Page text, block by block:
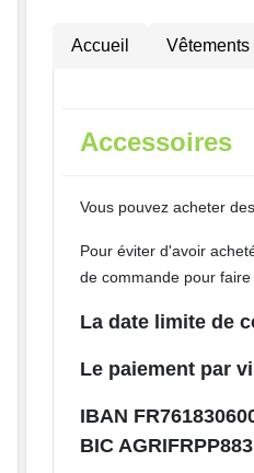
Accueil
Accessoires
Vous pouvez acheter
Pour éviter d'avoir
de commande pour
La date limite de
Le paiement par
IBAN
BIC AGRIFRPP883